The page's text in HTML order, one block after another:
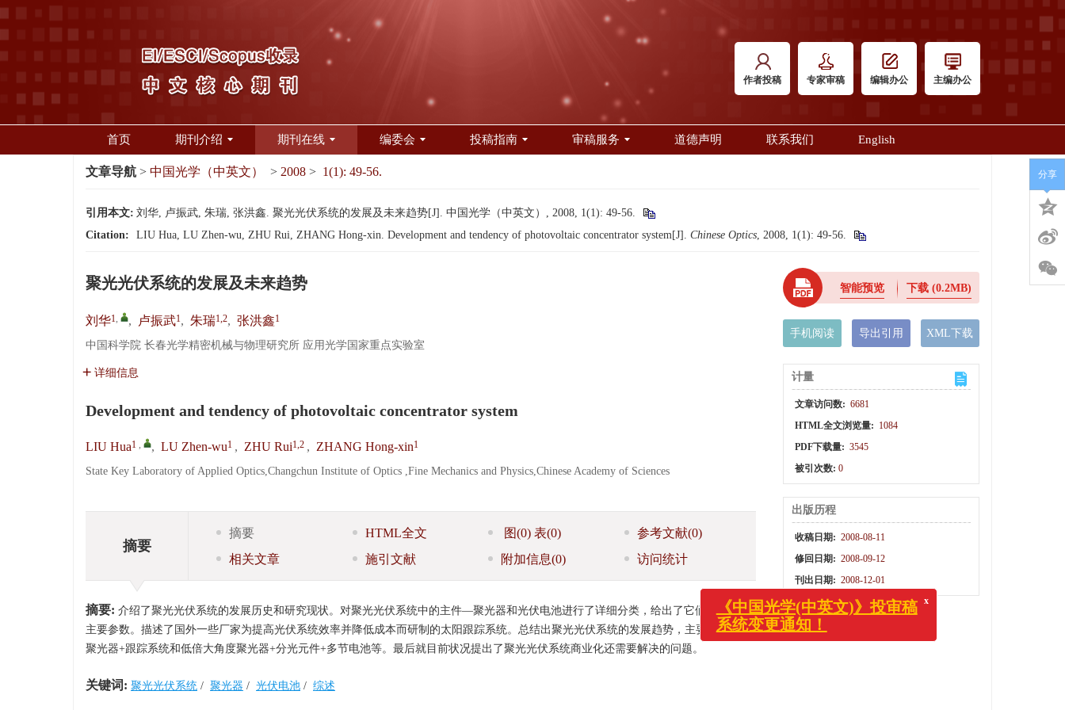
作者投稿 专家审稿 编辑办公 主编办公
首页 期刊介绍 期刊在线 编委会 投稿指南 审稿服务 道德声明 联系我们 English
文章导航 > 中国光学（中英文） > 2008 > 1(1): 49-56.
引用本文: 刘华, 卢振武, 朱瑞, 张洪鑫. 聚光光伏系统的发展及未来趋势[J]. 中国光学（中英文）, 2008, 1(1): 49-56.
Citation:
LIU Hua, LU Zhen-wu, ZHU Rui, ZHANG Hong-xin. Development and tendency of photovoltaic concentrator system[J]. Chinese Optics, 2008, 1(1): 49-56.
聚光光伏系统的发展及未来趋势
刘华1, , 卢振武1, 朱瑞1,2, 张洪鑫1
中国科学院 长春光学精密机械与物理研究所 应用光学国家重点实验室
详细信息
Development and tendency of photovoltaic concentrator system
LIU Hua1 , , LU Zhen-wu1 , ZHU Rui1,2 , ZHANG Hong-xin1
State Key Laboratory of Applied Optics,Changchun Institute of Optics ,Fine Mechanics and Physics,Chinese Academy of Sciences
摘要
摘要 HTML全文 图(0) 表(0) 参考文献(0)
相关文章
施引文献 附加信息(0) 访问统计
摘要: 介绍了聚光光伏系统的发展历史和研究现状。对聚光光伏系统中的主件—聚光器和光伏电池进行了详细分类，给出了它们的特点和
主要参数。描述了国外一些厂家为提高光伏系统效率并降低成本而研制的太阳跟踪系统。总结出聚光光伏系统的发展趋势，主要是指高倍
聚光器+跟踪系统和低倍大角度聚光器+分光元件+多节电池等。最后就目前状况提出了聚光光伏系统商业化还需要解决的问题。
关键词: 聚光光伏系统 / 聚光器 / 光伏电池 / 综述
智能预览 下载 (0.2MB)
手机阅读 导出引用 XML下载
计量
文章访问数: 6681
HTML全文浏览量: 1084
PDF下载量: 3545
被引次数: 0
出版历程
收稿日期: 2008-08-11
修回日期: 2008-09-12
刊出日期: 2008-12-01
分享
《中国光学(中英文)》投审稿
系统变更通知！